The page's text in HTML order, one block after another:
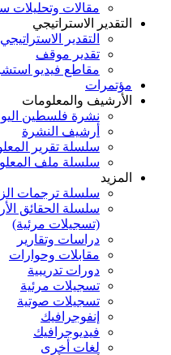
مقالات وتحليلات
التقدير الاستراتيجي
التقدير الاستراتيجي
تقدير موقف
مقاطع فيديو
مؤتمرات
الأرشيف والمعلومات
نشرة فلسطين
أرشيف النشرة
سلسلة تقرير
سلسلة ملف
المزيد
سلسلة ترجمات
سلسلة الحقائق
(تسجيلات مرئية)
دراسات وتقارير
مقابلات وحوارات
دورات تدريبية
تسجيلات مرئية
تسجيلات صوتية
إنفوجرافيك
فيديوجرافيك
لغات أخرى